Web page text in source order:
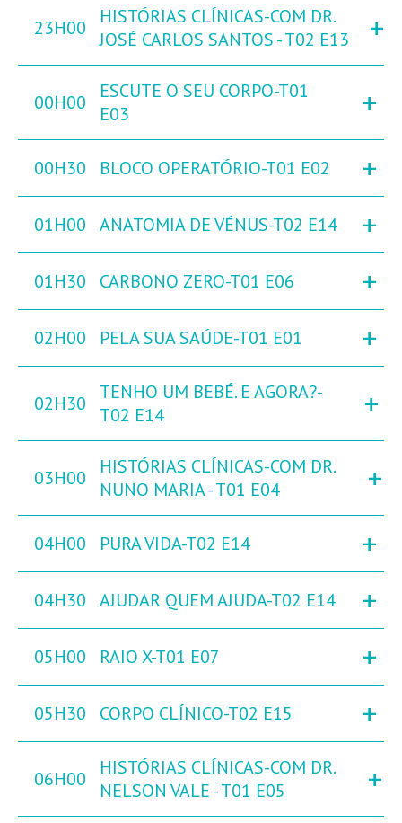
23H00
HISTÓRIAS CLÍNICAS-COM DR.
JOSÉ CARLOS SANTOS - T02 E13
+
00H00
ESCUTE O SEU CORPO-T01
E03
+
00H30 BLOCO OPERATÓRIO-T01 E02 +
01H00 ANATOMIA DE VÉNUS-T02 E14 +
01H30 CARBONO ZERO-T01 E06 +
02H00 PELA SUA SAÚDE-T01 E01 +
02H30
TENHO UM BEBÉ. E AGORA?-
T02 E14
+
03H00
HISTÓRIAS CLÍNICAS-COM DR.
NUNO MARIA - T01 E04
+
04H00 PURA VIDA-T02 E14 +
04H30 AJUDAR QUEM AJUDA-T02 E14 +
05H00 RAIO X-T01 E07 +
05H30 CORPO CLÍNICO-T02 E15 +
06H00
HISTÓRIAS CLÍNICAS-COM DR.
NELSON VALE - T01 E05
+